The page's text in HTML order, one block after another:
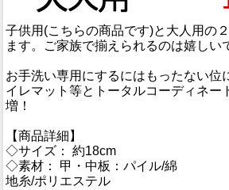
子供用(こちらの商品です)と大人用の
ます。ご家族で揃えられるのは嬉しい
お手洗い専用にするにはもったない位
イレマット等とトータルコーディネー
増！
【商品詳細】
◇サイズ： 約18cm
◇素材： 甲・中板：パイル/綿
地糸/ポリエステル